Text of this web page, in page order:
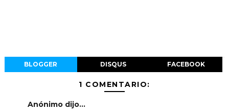
BLOGGER DISQUS FACEBOOK
1 COMENTARIO:
Anónimo dijo...